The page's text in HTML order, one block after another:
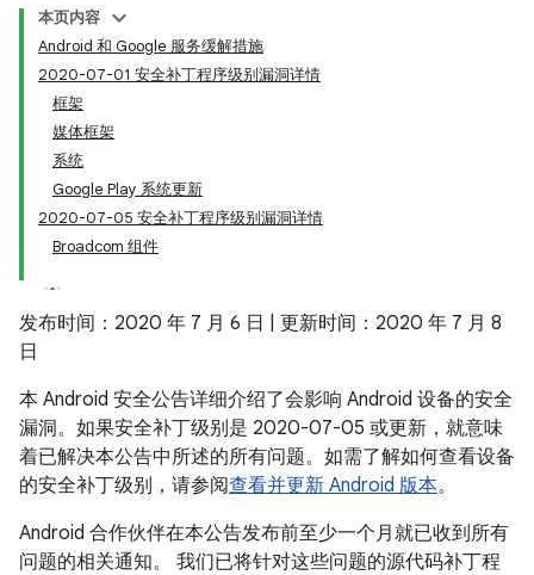
本页内容
Android 和 Google 服务缓解措施
2020-07-01 安全补丁程序级别漏洞详情
框架
媒体框架
系统
Google Play 系统更新
2020-07-05 安全补丁程序级别漏洞详情
Broadcom 组件
发布时间：2020 年 7 月 6 日 | 更新时间：2020 年 7 月 8
日
本 Android 安全公告详细介绍了会影响 Android 设备的安全
漏洞。如果安全补丁级别是 2020-07-05 或更新，就意味
着已解决本公告中所述的所有问题。如需了解如何查看设备
的安全补丁级别，请参阅查看并更新 Android 版本。
Android 合作伙伴在本公告发布前至少一个月就已收到所有
问题的相关通知。 我们已将针对这些问题的源代码补丁程